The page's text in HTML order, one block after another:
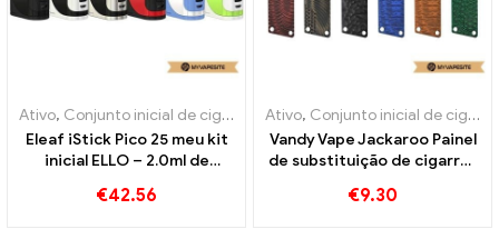
Ativo, Conjunto inicial de cigarro eletrônico
Eleaf iStick Pico 25 meu kit
inicial ELLO – 2.0ml de
atacado丨Personalizado
€42.56
Ativo, Conjunto inicial de cigarro eletrônico
Vandy Vape Jackaroo Painel
de substituição de cigarros
Personalizado
€9.30